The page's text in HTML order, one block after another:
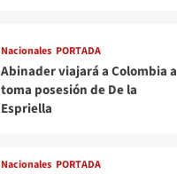
Nacionales PORTADA
Abinader viajará a Colombia a
toma posesión de De la
Espriella
Nacionales PORTADA